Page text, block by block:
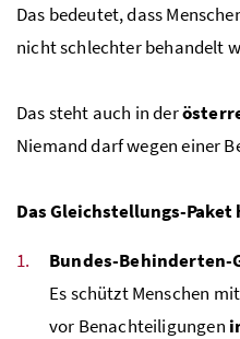
Das bedeutet, dass
nicht schlechter behandelt
Das steht auch in der
Niemand darf wegen einer
Das Gleichstellungs-
Bundes-
Es schützt Menschen
vor Benachteiligungen